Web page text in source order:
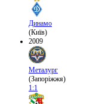
Динамо
(Київ)
2009
Металург
(Запоріжжя)
1:1